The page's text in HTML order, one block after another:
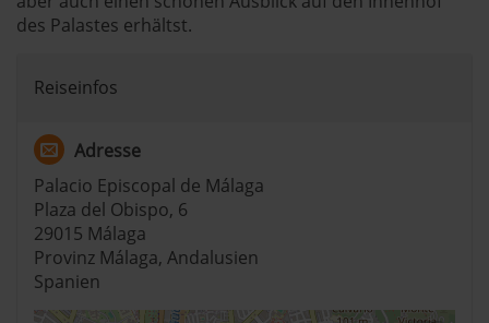
des Palastes erhältst.
Reiseinfos
Adresse
Palacio Episcopal de Málaga
Plaza del Obispo, 6
29015 Málaga
Provinz Málaga, Andalusien
Spanien